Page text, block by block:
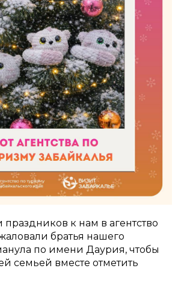
к нам в агентство
братья нашего
по имени Даурия, чтобы
семьей вместе отметить